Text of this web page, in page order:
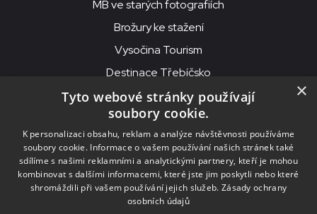
MB ve starých fotografiích
Brožury ke stažení
Vysočina Tourism
Destinace Třebíčsko
© 2026MKS Beseda Mor. Budějovice
MKS Beseda, příspěvková organizace, Purcnerova 62, 676 02
Moravské Budějovice
IČO: 00091758, DIČ: CZ00091758, ID datové schránky: chjn2kd
×
Tyto webové stránky používají
soubory cookie.
K personalizaci obsahu, reklam a analýze návštěvnosti používáme
soubory cookie. Informace o vašem používání našich stránek také
sdílíme s našimi reklamními a analytickými partnery, kteří je mohou
kombinovat s dalšími informacemi, které jste jim poskytli nebo které
shromáždili při vašem používání jejich služeb. Zásady ochrany
osobních údajů